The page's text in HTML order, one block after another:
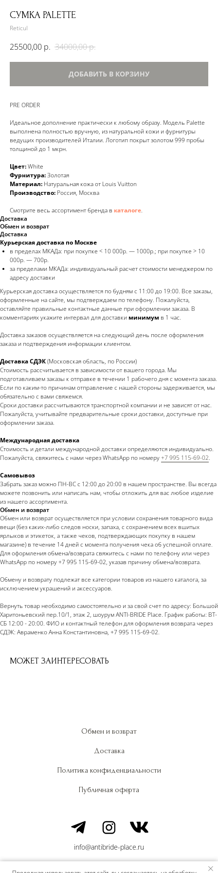
СУМКА PALETTE
Reticul
25500,00 р. 34000,00р.
ДОБАВИТЬ В КОРЗИНУ
PRE ORDER
Идеальное дополнение практически к любому образу. Модель Palette
выполнена полностью вручную, из натуральной кожи и фурнитуры
ведущих производителей Италии. Логотип покрыт золотом 999 пробы
толщиной до 1 мкрн.
Цвет:White
Фурнитура:Золотая
Материал: Натуральная кожа от Louis Vuitton
Производство: Россия, Москва
Смотрите весь ассортимент бренда в каталоге.
Доставка
Обмен и возврат
Доставка
Курьерская доставка по Москве
в пределах МКАДа: при покупке < 10 000р. — 1000р.; при покупке > 10
000р. — 700р.
за пределами МКАДа: индивидуальный расчет стоимости менеджером по
адресу доставки
Курьерская доставка осуществляется по будням с 11:00 до 19:00. Все заказы,
оформленные на сайте, мы подтверждаем по телефону. Пожалуйста,
оставляйте правильные контактные данные при оформлении заказа. В
комментариях укажите интервал для доставки минимум в 1 час.
Доставка заказов осуществляется на следующий день после оформления
заказа и подтверждения информации клиентом.
Доставка СДЭК(Московская область, по России)
Стоимость рассчитывается в зависимости от вашего города. Мы
подготавливаем заказы к отправке в течении 1 рабочего дня с момента заказа.
Если по каким-то причинам отправление с нашей стороны задерживается, мы
обязательно с вами свяжемся.
Сроки доставки рассчитываются транспортной компании и не зависят от нас.
Пожалуйста, учитывайте предварительные сроки доставки, доступные при
оформлении заказа.
Международная доставка
Стоимость и детали международной доставки определяются индивидуально.
Пожалуйста, свяжитесь с нами через WhatsApp по номеру+7 995 115-69-02.
Самовывоз
Забрать заказ можно ПН-ВС с 12:00 до 20:00 в нашем пространстве. Вы всегда
можете позвонить или написать нам, чтобы отложить для вас любое изделие
из нашего ассортимента.
Обмен и возврат
Обмен или возврат осуществляется при условии сохранения товарного вида
вещи (без каких-либо следов носки, запаха, с сохранением всех вшитых
ярлыков и этикеток, а также чеков, подтверждающих покупку в нашем
магазине) в течение 14 дней с момента получения чека об успешной оплате.
Для оформления обмена/возврата свяжитесь с нами по телефону или через
WhatsApp по номеру +7 995 115-69-02, указав причину обмена/возврата.
Обмену и возврату подлежат все категории товаров из нашего каталога, за
исключением украшений и аксессуаров.
Вернуть товар необходимо самостоятельно и за свой счет по адресу: Большой
Харитоньевский пер.10/1, этаж 2, шоурум ANTI-BRIDE Place. График работы: ВТ-
СБ 12:00 - 20:00. ФИО и контактный телефон для оформления возврата через
СДЭК: Авраменко Анна Константиновна, +7 995 115-69-02.
МОЖЕТ ЗАИНТЕРЕСОВАТЬ
Обмен и возврат
Доставка
Политика конфиденциальности
Публичная оферта
info@antibride-place.ru